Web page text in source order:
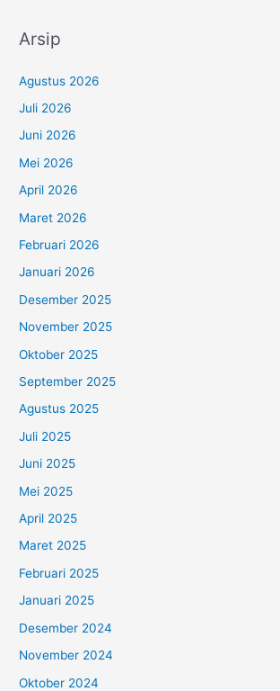
Arsip
Agustus 2026
Juli 2026
Juni 2026
Mei 2026
April 2026
Maret 2026
Februari 2026
Januari 2026
Desember 2025
November 2025
Oktober 2025
September 2025
Agustus 2025
Juli 2025
Juni 2025
Mei 2025
April 2025
Maret 2025
Februari 2025
Januari 2025
Desember 2024
November 2024
Oktober 2024